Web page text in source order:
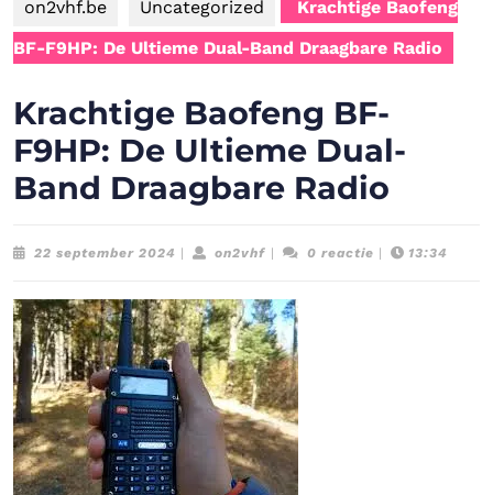
on2vhf.be Uncategorized
Krachtige Baofeng
BF-F9HP: De Ultieme Dual-Band Draagbare Radio
Krachtige Baofeng BF-
F9HP: De Ultieme Dual-
Band Draagbare Radio
22 september 2024 22
on2vhfon2vhf0 reactie 13:34